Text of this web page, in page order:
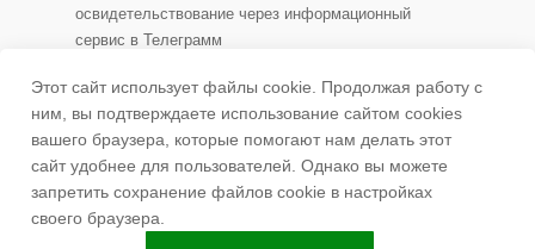
освидетельствование через информационный
сервис в Телеграмм
450069, г. Уфа, ул. Прудная, д. 15 корпус 1
ufa.rkpb1@doctorrb.ru
Этот сайт использует файлы cookie. Продолжая работу с
ним, вы подтверждаете использование сайтом cookies
вашего браузера, которые помогают нам делать этот
сайт удобнее для пользователей. Однако вы можете
запретить сохранение файлов cookie в настройках
своего браузера.